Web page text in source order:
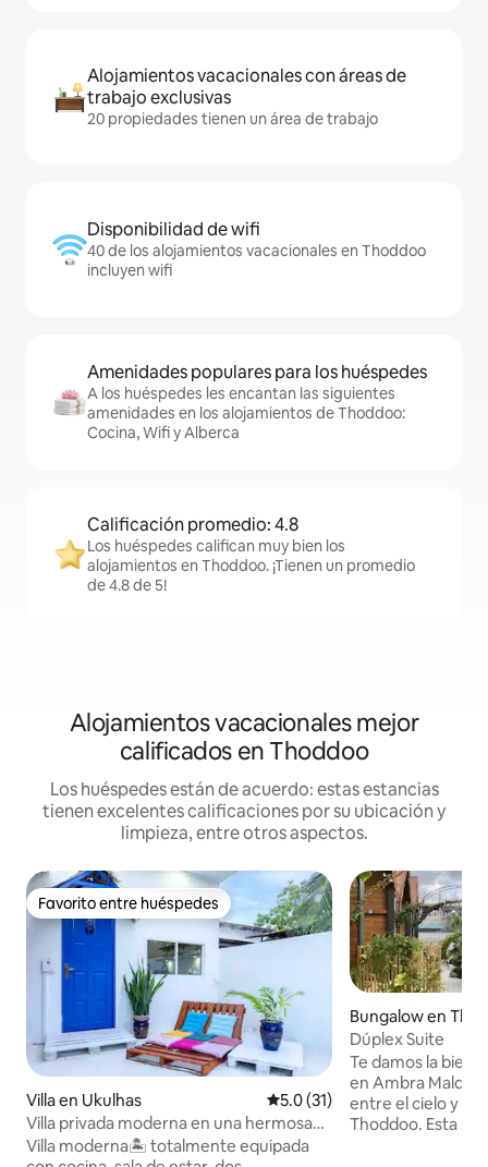
Alojamientos vacacionales con áreas de
trabajo exclusivas
20 propiedades tienen un área de trabajo
Disponibilidad de wifi
40 de los alojamientos vacacionales en Thoddoo
incluyen wifi
Amenidades populares para los huéspedes
A los huéspedes les encantan las siguientes
amenidades en los alojamientos de Thoddoo:
Cocina, Wifi y Alberca
Calificación promedio: 4.8
Los huéspedes califican muy bien los
alojamientos en Thoddoo. ¡Tienen un promedio
de 4.8 de 5!
Alojamientos vacacionales mejor
calificados en Thoddoo
Los huéspedes están de acuerdo: estas estancias
tienen excelentes calificaciones por su ubicación y
limpieza, entre otros aspectos.
Favorito entre huéspedes
Favorito entre huéspedes
Villa en Ukulhas Calificación promedio: 5.0 de
5.0 (31)
Villa privada moderna en una hermosa
isla
Villa moderna🏝 totalmente equipada
Bungalow en
Dúplex Suite
Te damos la
en Ambra
entre el cielo y el
Thoddoo. Esta